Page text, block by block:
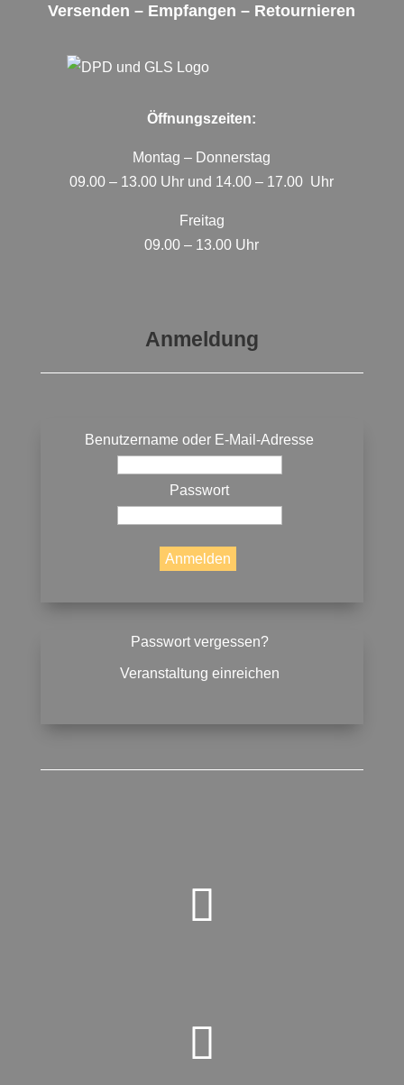
Versenden – Empfangen – Retournieren
Öffnungszeiten:
Montag – Donnerstag
09.00 – 13.00 Uhr und 14.00 – 17.00 Uhr
Freitag
09.00 – 13.00 Uhr
Anmeldung
Benutzername oder E-Mail-Adresse
Passwort
Passwort vergessen?
Veranstaltung einreichen